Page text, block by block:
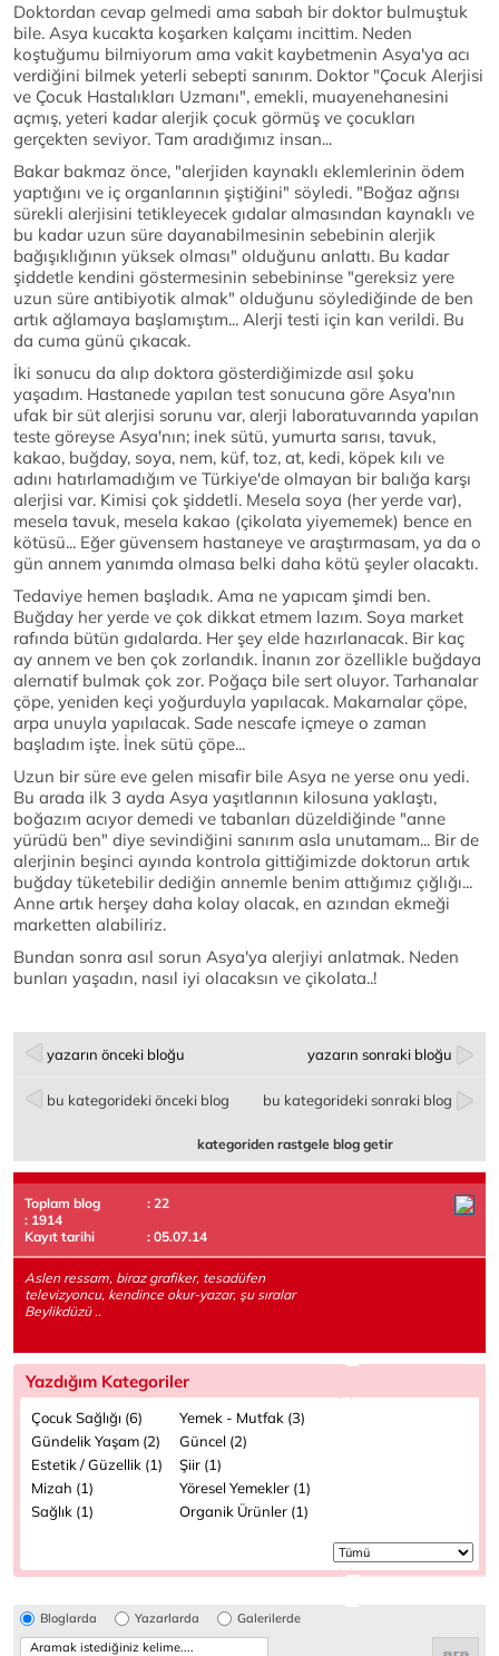
Doktordan cevap gelmedi ama sabah bir doktor bulmuştuk
bile. Asya kucakta koşarken kalçamı incittim. Neden
koştuğumu bilmiyorum ama vakit kaybetmenin Asya'ya acı
verdiğini bilmek yeterli sebepti sanırım. Doktor "Çocuk Alerjisi
ve Çocuk Hastalıkları Uzmanı", emekli, muayenehanesini
açmış, yeteri kadar alerjik çocuk görmüş ve çocukları
gerçekten seviyor. Tam aradığımız insan...
Bakar bakmaz önce, "alerjiden kaynaklı eklemlerinin ödem
yaptığını ve iç organlarının şiştiğini" söyledi. "Boğaz ağrısı
sürekli alerjisini tetikleyecek gıdalar almasından kaynaklı ve
bu kadar uzun süre dayanabilmesinin sebebinin alerjik
bağışıklığının yüksek olması" olduğunu anlattı. Bu kadar
şiddetle kendini göstermesinin sebebininse "gereksiz yere
uzun süre antibiyotik almak" olduğunu söylediğinde de ben
artık ağlamaya başlamıştım... Alerji testi için kan verildi. Bu
da cuma günü çıkacak.
İki sonucu da alıp doktora gösterdiğimizde asıl şoku
yaşadım. Hastanede yapılan test sonucuna göre Asya'nın
ufak bir süt alerjisi sorunu var, alerji laboratuvarında yapılan
teste göreyse Asya'nın; inek sütü, yumurta sarısı, tavuk,
kakao, buğday, soya, nem, küf, toz, at, kedi, köpek kılı ve
adını hatırlamadığım ve Türkiye'de olmayan bir balığa karşı
alerjisi var. Kimisi çok şiddetli. Mesela soya (her yerde var),
mesela tavuk, mesela kakao (çikolata yiyememek) bence en
kötüsü... Eğer güvensem hastaneye ve araştırmasam, ya da o
gün annem yanımda olmasa belki daha kötü şeyler olacaktı.
Tedaviye hemen başladık. Ama ne yapıcam şimdi ben.
Buğday her yerde ve çok dikkat etmem lazım. Soya market
rafında bütün gıdalarda. Her şey elde hazırlanacak. Bir kaç
ay annem ve ben çok zorlandık. İnanın zor özellikle buğdaya
alernatif bulmak çok zor. Poğaça bile sert oluyor. Tarhanalar
çöpe, yeniden keçi yoğurduyla yapılacak. Makarnalar çöpe,
arpa unuyla yapılacak. Sade nescafe içmeye o zaman
başladım işte. İnek sütü çöpe...
Uzun bir süre eve gelen misafir bile Asya ne yerse onu yedi.
Bu arada ilk 3 ayda Asya yaşıtlarının kilosuna yaklaştı,
boğazım acıyor demedi ve tabanları düzeldiğinde "anne
yürüdü ben" diye sevindiğini sanırım asla unutamam... Bir de
alerjinin beşinci ayında kontrola gittiğimizde doktorun artık
buğday tüketebilir dediğin annemle benim attığımız çığlığı...
Anne artık herşey daha kolay olacak, en azından ekmeği
marketten alabiliriz.
Bundan sonra asıl sorun Asya'ya alerjiyi anlatmak. Neden
bunları yaşadın, nasıl iyi olacaksın ve çikolata..!
yazarın önceki bloğu yazarın sonraki bloğu
bu kategorideki önceki blog bu kategorideki sonraki blog
kategoriden rastgele blog getir
Toplam blog
: 22
: 1914
Kayıt tarihi
: 05.07.14
Aslen ressam, biraz grafiker, tesadüfen
televizyoncu, kendince okur-yazar, şu sıralar
Beylikdüzü ..
Yazdığım Kategoriler
Çocuk Sağlığı (6)
Yemek - Mutfak (3)
Gündelik Yaşam (2)
Güncel (2)
Estetik / Güzellik (1)
Şiir (1)
Mizah (1)
Yöresel Yemekler (1)
Sağlık (1)
Organik Ürünler (1)
Bloglarda Yazarlarda Galerilerde